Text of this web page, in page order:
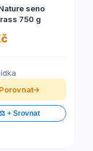
seno
750 g
Porovnat
+ Srovnat